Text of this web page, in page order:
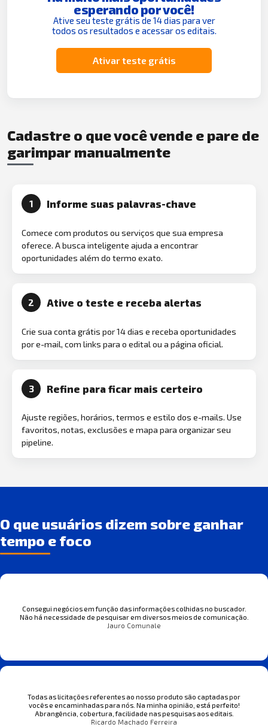
esperando por você!
Ative seu teste grátis de 14 dias para ver
todos os resultados e acessar os editais.
Ativar teste grátis
Cadastre o que você vende e pare de
garimpar manualmente
1 Informe suas palavras-chave
Comece com produtos ou serviços que sua empresa
oferece. A busca inteligente ajuda a encontrar
oportunidades além do termo exato.
2 Ative o teste e receba alertas
Crie sua conta grátis por 14 dias e receba oportunidades
por e-mail, com links para o edital ou a página oficial.
3 Refine para ficar mais certeiro
Ajuste regiões, horários, termos e estilo dos e-mails. Use
favoritos, notas, exclusões e mapa para organizar seu
pipeline.
O que usuários dizem sobre ganhar
tempo e foco
Consegui negócios em função das informações colhidas no buscador.
Não há necessidade de pesquisar em diversos meios de comunicação.
Jauro Comunale
Todas as licitações referentes ao nosso produto são captadas por
vocês e encaminhadas para nós. Na minha opinião, está perfeito!
Abrangência, cobertura, facilidade nas pesquisas aos editais.
Ricardo Machado Ferreira